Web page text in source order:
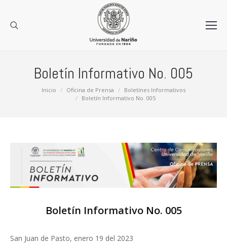
Boletín Informativo No. 005
Estás aquí:Inicio Oficina de Prensa
Boletínes Informativos
Boletín Informativo No. 005
Boletín Informativo No. 005
San Juan de Pasto, enero 19 del 2023